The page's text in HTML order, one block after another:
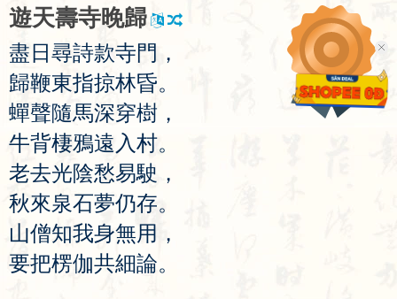
遊天壽寺晚歸
盡 日 尋詩款寺門 ，
歸鞭東指掠林昏。
蟬聲隨馬深穿樹 ，
牛背棲鴉遠 入村。
老去光陰愁易駛 ，
秋來泉石夢仍存。
山僧知我身無用 ，
要把楞伽共細論。